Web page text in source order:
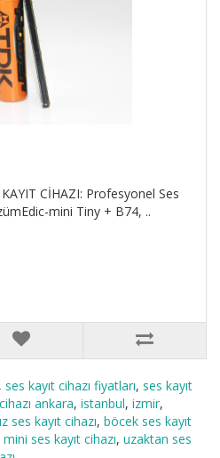
CİHAZI: Profesyonel Ses
mini Tiny + B74, ..
, ses kayıt cihazı fiyatları, ses kayıt
ankara, istanbul, izmir,
ses kayıt cihazı, böcek ses kayıt
mini ses kayıt cihazı, uzaktan ses